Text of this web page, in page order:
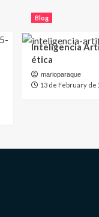
Blog
Inteligencia
ética
marioparaque
13 de February de